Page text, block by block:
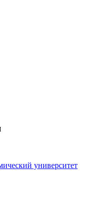
университет